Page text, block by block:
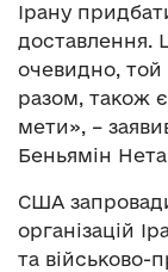
Ірану
доставлення.
очевидно,
разом, також
мети», –
Беньямін
США
організацій
та військово-